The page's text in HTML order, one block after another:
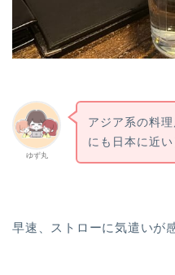
ゆず丸
アジア系の料
にも日本に近
早速、ストローに気遣いが